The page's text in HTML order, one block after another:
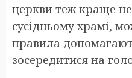
церкви теж краще
сусідньому храмі,
правила
зосередитися на